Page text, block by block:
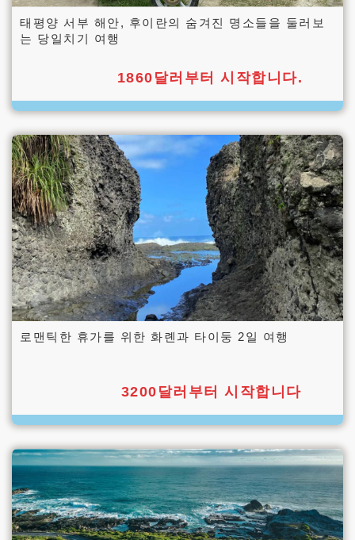
태평양 서부 해안, 후이란의 숨겨진 명소들을 둘러보
는 당일치기 여행
1860달러부터 시작합니다.
로맨틱한 휴가를 위한 화롄과 타이둥 2일 여행
3200달러부터 시작합니다